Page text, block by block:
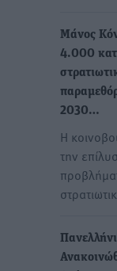
Μάνος
4.000
2030…
Η
την